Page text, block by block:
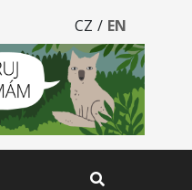
CZ / EN